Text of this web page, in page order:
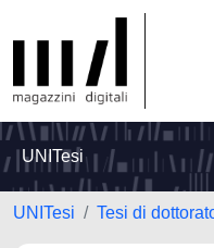
UNITesi
UNITesi Tesi di